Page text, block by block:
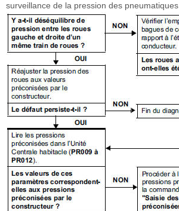
surveillance de la pression des pneumatiques.